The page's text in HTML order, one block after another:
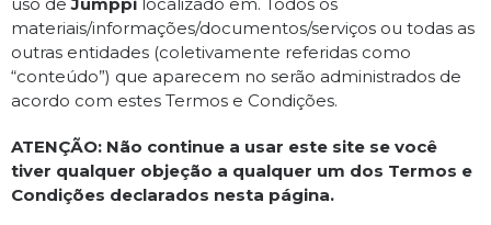
materiais/informações/documentos/serviços ou todas as
outras entidades (coletivamente referidas como
“conteúdo”) que aparecem no serão administrados de
acordo com estes Termos e Condições.
ATENÇÃO: Não continue a usar este site se você
tiver qualquer objeção a qualquer um dos Termos e
Condições declarados nesta página.